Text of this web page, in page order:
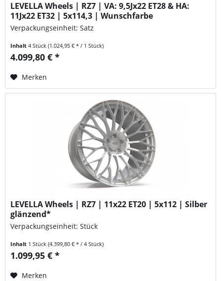
LEVELLA Wheels | RZ7 | VA: 9,5Jx22 ET28 & HA:
11Jx22 ET32 | 5x114,3 | Wunschfarbe
Verpackungseinheit: Satz
Inhalt4 Stück(1.024,95 € * / 1 Stück)
4.099,80 € *
Merken
LEVELLA Wheels | RZ7 | 11x22 ET20 | 5x112 | Silber
glänzend*
Verpackungseinheit: Stück
Inhalt 1 Stück(4.399,80 € * / 4 Stück)
1.099,95 € *
Merken